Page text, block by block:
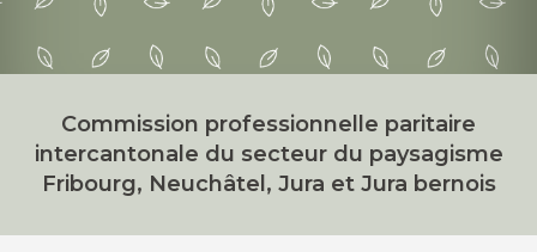
Commission professionnelle paritaire
intercantonale du secteur du paysagisme
Fribourg, Neuchâtel, Jura et Jura bernois